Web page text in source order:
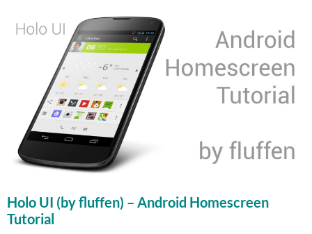
Holo UI (by fluffen) – Android Homescreen
Tutorial